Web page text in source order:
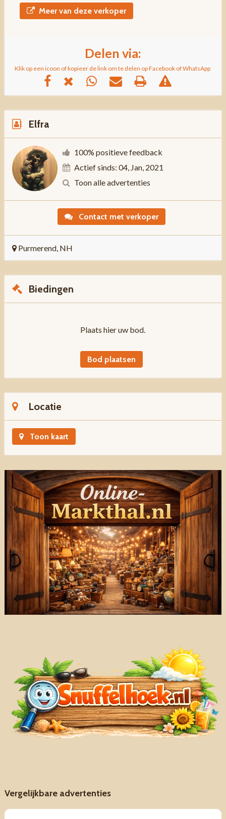
Meer van deze verkoper
Delen via:
Klik op een icoon of kopieer de link om te delen op Facebook of WhatsApp
Elfra
100% positieve feedback
Actief sinds: 04, Jan, 2021
Toon alle advertenties
Contact met verkoper
Purmerend, NH
Biedingen
Plaats hier uw bod.
Bod plaatsen
Locatie
Toon kaart
Vergelijkbare advertenties